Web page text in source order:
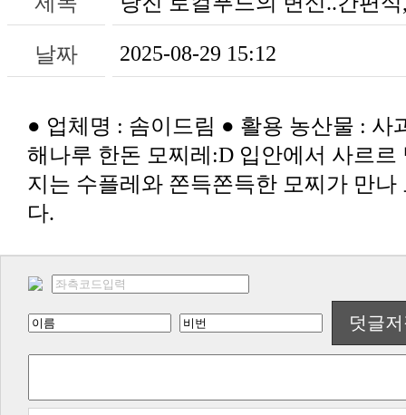
날짜 2025-08-29 15:12
● 업체명 : 솜이드림 ● 활용 농산물 : 사
다.
덧글